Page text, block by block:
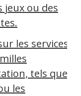
jeux ou des
les services
tels que
les